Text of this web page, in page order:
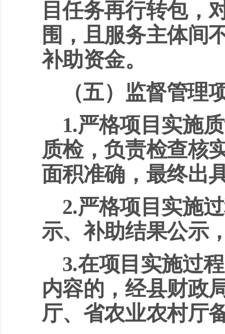
目任务再行转包，
围，且服务主体间
补助资金。
（五）监督管理
1.严格项目实施
质检，负责检查核
面积准确，最终出
2.严格项目实施
示、补助结果公示
3.在项目实施过
内容的，经县财政
厅、省农业农村厅